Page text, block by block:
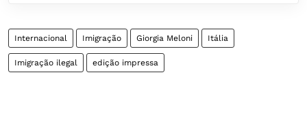
Internacional Imigração Giorgia Meloni Itália
Imigração ilegal edição impressa